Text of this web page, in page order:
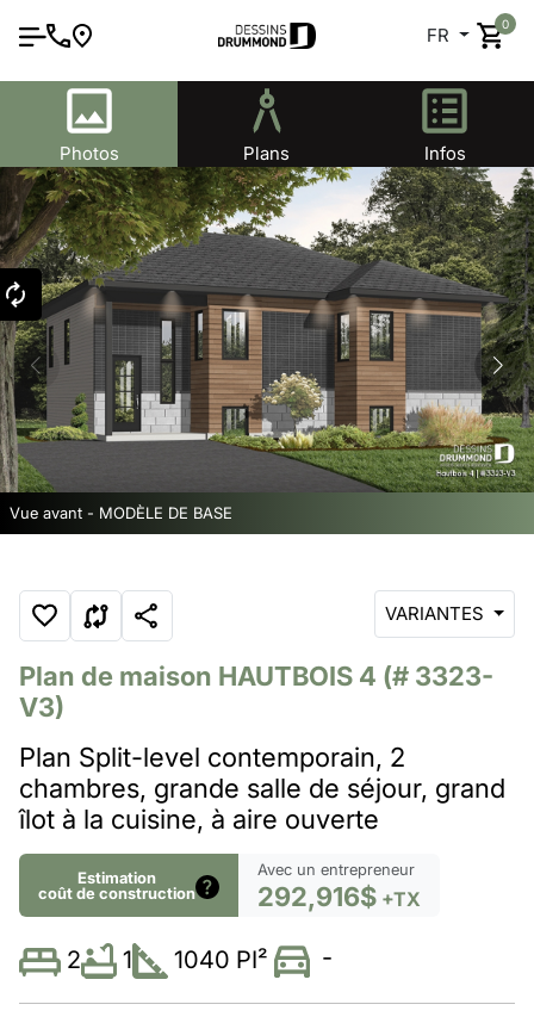
FR
0
Vue avant - MODÈLE DE BASE
Photos Plans Infos
VARIANTES
Plan de maison HAUTBOIS 4 (# 3323-
V3)
Plan Split-level contemporain, 2
chambres, grande salle de séjour, grand
îlot à la cuisine, à aire ouverte
Estimation
coût de construction
Avec un entrepreneur
292,916$ +TX
2 1 1040 PI² -